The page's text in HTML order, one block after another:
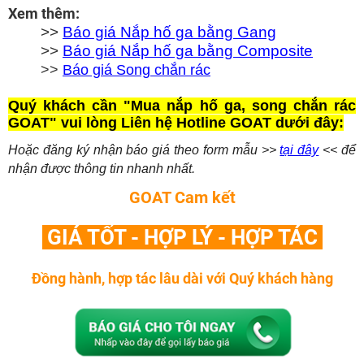
Xem thêm:
>> Báo giá Nắp hố ga bằng Gang
>> Báo giá Nắp hố ga bằng Composite
>> Báo giá Song chắn rác
Quý khách cần "Mua nắp hố ga, song chắn rác
GOAT" vui lòng Liên hệ Hotline GOAT dưới đây:
Hoặc đăng ký nhận báo giá theo form mẫu >>tại đây<< để
nhận được thông tin nhanh nhất.
GOAT Cam kết
GIÁ TỐT - HỢP LÝ - HỢP TÁC
Đồng hành, hợp tác lâu dài với Quý khách hàng